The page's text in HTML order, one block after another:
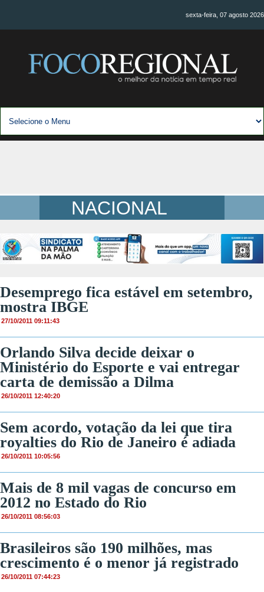
sexta-feira, 07 agosto 2026
NACIONAL
Desemprego fica estável em setembro,
mostra IBGE
27/10/2011 09:11:43
Orlando Silva decide deixar o
Ministério do Esporte e vai entregar
carta de demissão a Dilma
26/10/2011 12:40:20
Sem acordo, votação da lei que tira
royalties do Rio de Janeiro é adiada
26/10/2011 10:05:56
Mais de 8 mil vagas de concurso em
2012 no Estado do Rio
26/10/2011 08:56:03
Brasileiros são 190 milhões, mas
crescimento é o menor já registrado
26/10/2011 07:44:23